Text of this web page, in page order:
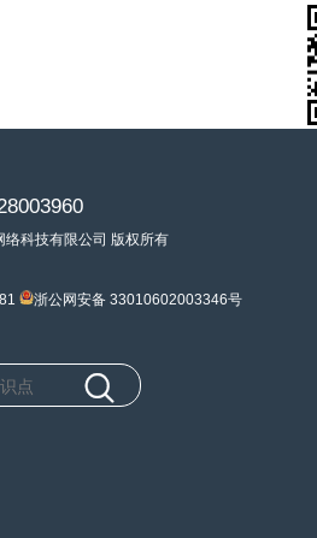
科技有限公司 版权所有
浙公网安备 33010602003346号